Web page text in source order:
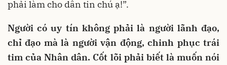
phải làm cho dân tin chú ạ!”.
Người có uy tín không phải là người lãnh đạo,
chỉ đạo mà là người vận động, chinh phục trái
tim của Nhân dân. Cốt lõi phải biết là muốn nói